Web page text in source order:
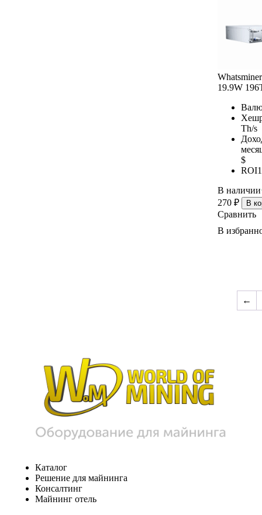
19.9W
Th/s
$
ROI
В наличии
270 ₽ В
Сравнить
В
←
Каталог
Решение для майнинга
Консалтинг
Майнинг отель